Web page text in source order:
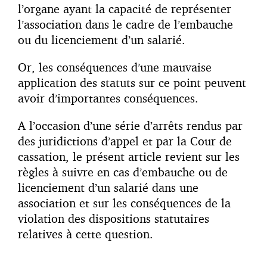
l’organe ayant la capacité de représenter
l’association dans le cadre de l’embauche
ou du licenciement d’un salarié.
Or, les conséquences d’une mauvaise
application des statuts sur ce point peuvent
avoir d’importantes conséquences.
A l’occasion d’une série d’arrêts rendus par
des juridictions d’appel et par la Cour de
cassation, le présent article revient sur les
règles à suivre en cas d’embauche ou de
licenciement d’un salarié dans une
association et sur les conséquences de la
violation des dispositions statutaires
relatives à cette question.